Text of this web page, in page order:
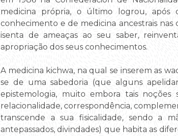
medicina própria, o último logrou, após
conhecimento e de medicina ancestrais
isenta de ameaças ao seu saber,
apropriação dos seus conhecimentos.
A medicina kichwa, na qual se inserem as
se de uma sabedoria (que alguns
epistemologia, muito embora tais
relacionalidade, correspondência,
transcende a sua fisicalidade, sendo a
antepassados, divindades) que habita as